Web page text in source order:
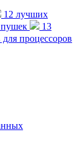
12 лучших
13
процессоров